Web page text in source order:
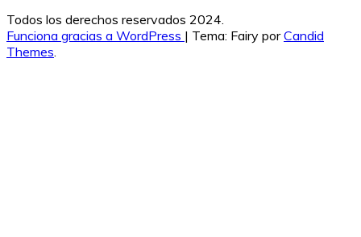
Todos los derechos reservados 2024.
Funciona gracias a WordPress | Tema: Fairy porCandid
Themes.